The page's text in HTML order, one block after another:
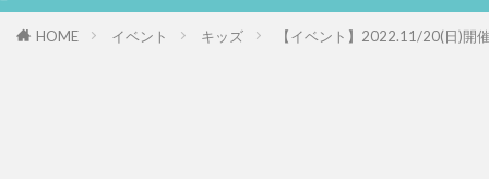
HOME イベント キッズ 【イベント】2022.11/20(日)開